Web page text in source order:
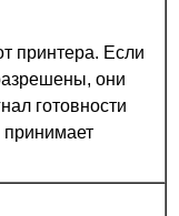
принтера. Если
они
готовности
принимает